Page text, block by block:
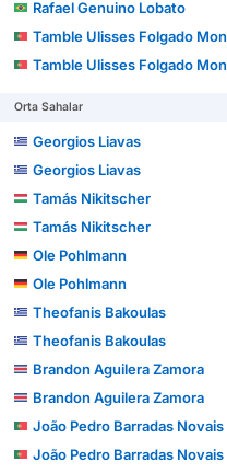
Rafael Genuino Lobato
Tamble Ulisses Folgado Monteiro
Tamble Ulisses Folgado Monteiro
Orta Sahalar
Georgios Liavas
Georgios Liavas
Tamás Nikitscher
Tamás Nikitscher
Ole Pohlmann
Ole Pohlmann
Theofanis Bakoulas
Theofanis Bakoulas
Brandon Aguilera Zamora
Brandon Aguilera Zamora
João Pedro Barradas Novais
João Pedro Barradas Novais